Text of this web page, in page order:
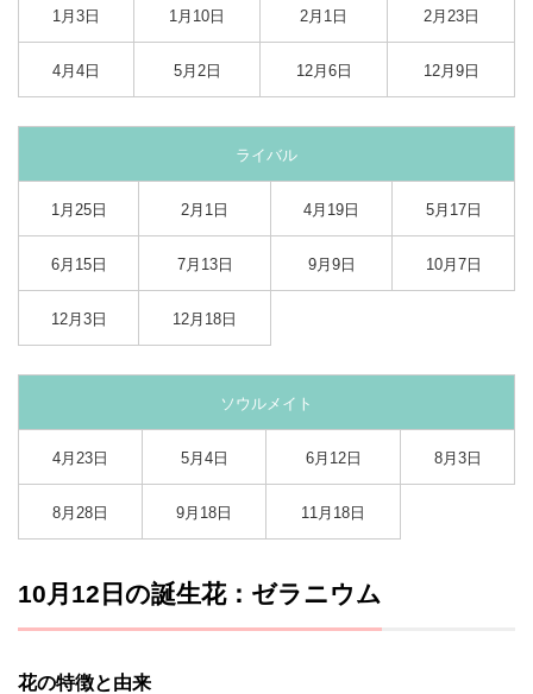
1月3日 1月10日 2月1日 2月23日
4月4日 5月2日 12月6日 12月9日
ライバル
1月25日 2月1日 4月19日 5月17日
6月15日 7月13日 9月9日 10月7日
12月3日 12月18日
ソウルメイト
4月23日 5月4日 6月12日 8月3日
8月28日 9月18日 11月18日
10月12日の誕生花：ゼラニウム
花の特徴と由来